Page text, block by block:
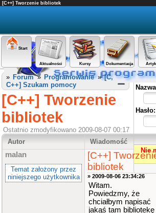
[C++] Tworzenie bibliotek
Start
Aktualności Kursy Dokumentacja
Hasło:
Nie
» Forum» Programowanie»[C,
C++] Szukam pomocy
[C++] Tworzenie
bibliotek
Ostatnio zmodyfikowano 2009-08-07 00:17
Autor
Wiadomość
malan
Temat założony przez
niniejszego użytkownika
[C++]
bibliotek
» 2009-08-06 23:34:26
Witam.
Powiedzmy, że
chciałbym napisać
jakąś tam bibliotekę